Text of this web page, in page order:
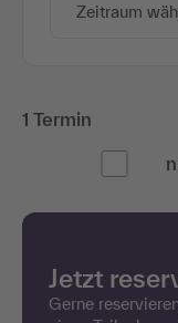
Zeitraum
1 Termin
Jetzt
Gerne